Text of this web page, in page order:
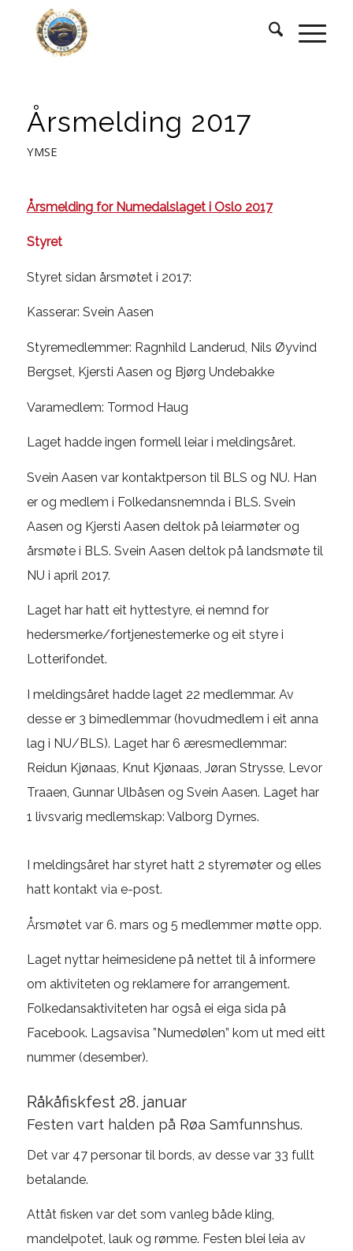
Årsmelding 2017
YMSE
Årsmelding for Numedalslaget i Oslo 2017
Styret
Styret sidan årsmøtet i 2017:
Kasserar: Svein Aasen
Styremedlemmer: Ragnhild Landerud, Nils Øyvind
Bergset, Kjersti Aasen og Bjørg Undebakke
Varamedlem: Tormod Haug
Laget hadde ingen formell leiar i meldingsåret.
Svein Aasen var kontaktperson til BLS og NU. Han
er og medlem i Folkedansnemnda i BLS. Svein
Aasen og Kjersti Aasen deltok på leiarmøter og
årsmøte i BLS. Svein Aasen deltok på landsmøte til
NU i april 2017.
Laget har hatt eit hyttestyre, ei nemnd for
hedersmerke/fortjenestemerke og eit styre i
Lotterifondet.
I meldingsåret hadde laget 22 medlemmar. Av
desse er 3 bimedlemmar (hovudmedlem i eit anna
lag i NU/BLS). Laget har 6 æresmedlemmar:
Reidun Kjønaas, Knut Kjønaas, Jøran Strysse, Levor
Traaen, Gunnar Ulbåsen og Svein Aasen. Laget har
1 livsvarig medlemskap: Valborg Dyrnes.
I meldingsåret har styret hatt 2 styremøter og elles
hatt kontakt via e-post.
Årsmøtet var 6. mars og 5 medlemmer møtte opp.
Laget nyttar heimesidene på nettet til å informere
om aktiviteten og reklamere for arrangement.
Folkedansaktiviteten har også ei eiga sida på
Facebook. Lagsavisa ”Numedølen” kom ut med eitt
nummer (desember).
Råkåfiskfest 28. januar
Festen vart halden på Røa Samfunnshus.
Det var 47 personar til bords, av desse var 33 fullt
betalande.
Attåt fisken var det som vanleg både kling,
mandelpotet, lauk og rømme. Festen blei leia av